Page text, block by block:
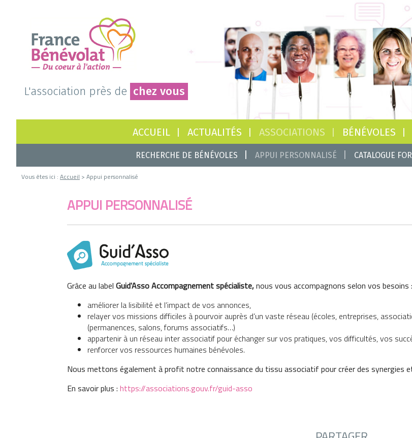
L'association près de chez vous
ACCUEIL ACTUALITÉS ASSOCIATIONS
RECHERCHE DE BÉNÉVOLES APPUI PERSONNALISÉ CATALOGUE
BÉNÉVOLES
Vous êtes ici : Accueil > Appui personnalisé
APPUI PERSONNALISÉ
Grâce au label Guid'Asso Accompagnement spécialiste,nous vous accompagnons selon vos besoins :
améliorer la lisibilité et l’impact de vos annonces,
relayer vos missions difficiles à pourvoir auprès d’un vaste réseau (écoles, entreprises,
(permanences, salons, forums associatifs…)
appartenir à un réseau inter associatif pour échanger sur vos pratiques, vos difficultés, vos
renforcer vos ressources humaines bénévoles.
Nous mettons également à profit notre connaissance du tissu associatif pour créer des synergies
En savoir plus : https://associations.gouv.fr/guid-asso